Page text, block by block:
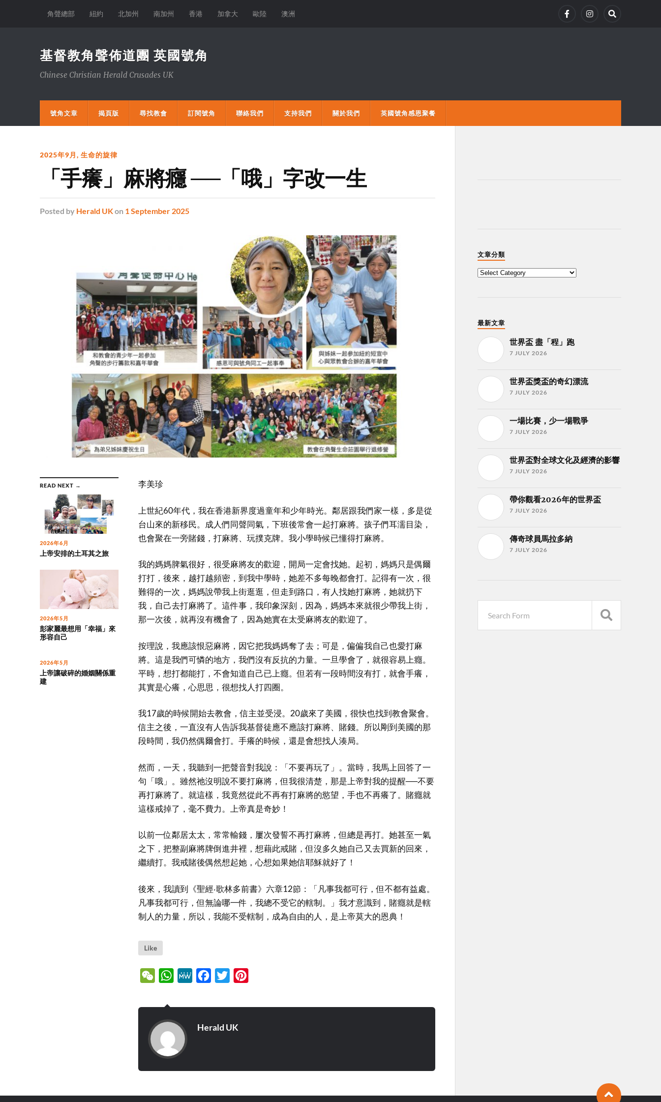
角聲總部 紐約 北加州 南加州 香港 加拿大 歐陸 澳洲
基督教角聲佈道團 英國號角
Chinese Christian Herald Crusades UK
號角文章 揭頁版 尋找教會 訂閱號角 聯絡我們 支持我們 關於我們 英國號角感恩聚餐
2025年9月, 生命的旋律
「手癢」麻將癮 ──「哦」字改一生
Posted by Herald UKon 1 September 2025
READ NEXT →
2026年6月
上帝安排的土耳其之旅
2026年5月
彭家麗最想用「幸福」來
形容自己
2026年5月
上帝讓破碎的婚姻關係重
建
李美珍
上世紀60年代，我在香港新界度過童年和少年時光。鄰居跟我們家一樣，多是從
台山來的新移民。成人們同聲同氣，下班後常會一起打麻將。孩子們耳濡目染，
也會聚在一旁賭錢，打麻將、玩撲克牌。我小學時候已懂得打麻將。
我的媽媽脾氣很好，很受麻將友的歡迎，開局一定會找她。起初，媽媽只是偶爾
打打，後來，越打越頻密，到我中學時，她差不多每晚都會打。記得有一次，很
難得的一次，媽媽說帶我上街逛逛，但走到路口，有人找她打麻將，她就扔下
我，自己去打麻將了。這件事，我印象深刻，因為，媽媽本來就很少帶我上街，
那一次後，就再沒有機會了，因為她實在太受麻將友的歡迎了。
按理說，我應該恨惡麻將，因它把我媽媽奪了去；可是，偏偏我自己也愛打麻
將。這是我們可憐的地方，我們沒有反抗的力量。一旦學會了，就很容易上癮。
平時，想打都能打，不會知道自己已上癮。但若有一段時間沒有打，就會手癢，
其實是心癢，心思思，很想找人打四圈。
我17歲的時候開始去教會，信主並受浸。20歲來了美國，很快也找到教會聚會。
信主之後，一直沒有人告訴我基督徒應不應該打麻將、賭錢。所以剛到美國的那
段時間，我仍然偶爾會打。手癢的時候，還是會想找人湊局。
然而，一天，我聽到一把聲音對我說：「不要再玩了」。當時，我馬上回答了一
句「哦」。雖然祂沒明說不要打麻將，但我很清楚，那是上帝對我的提醒──不要
再打麻將了。就這樣，我竟然從此不再有打麻將的慾望，手也不再癢了。賭癮就
這樣戒掉了，毫不費力。上帝真是奇妙！
以前一位鄰居太太，常常輸錢，屢次發誓不再打麻將，但總是再打。她甚至一氣
之下，把整副麻將牌倒進井裡，想藉此戒賭，但沒多久她自己又去買新的回來，
繼續打。我戒賭後偶然想起她，心想如果她信耶穌就好了！
後來，我讀到《聖經‧歌林多前書》六章12節：「凡事我都可行，但不都有益處。
凡事我都可行，但無論哪一件，我總不受它的轄制。」我才意識到，賭癮就是轄
制人的力量，所以，我能不受轄制，成為自由的人，是上帝莫大的恩典！
Like
WeChatWhatsApp
MeWe Facebook
Twitter
Herald UK
文章分類
最新文章
世界盃 盡「程」跑
7 JULY 2026
世界盃獎盃的奇幻漂流
7 JULY 2026
一場比賽，少一場戰爭
7 JULY 2026
世界盃對全球文化及經濟的影響
7 JULY 2026
帶你觀看2026年的世界盃
7 JULY 2026
傳奇球員馬拉多納
7 JULY 2026